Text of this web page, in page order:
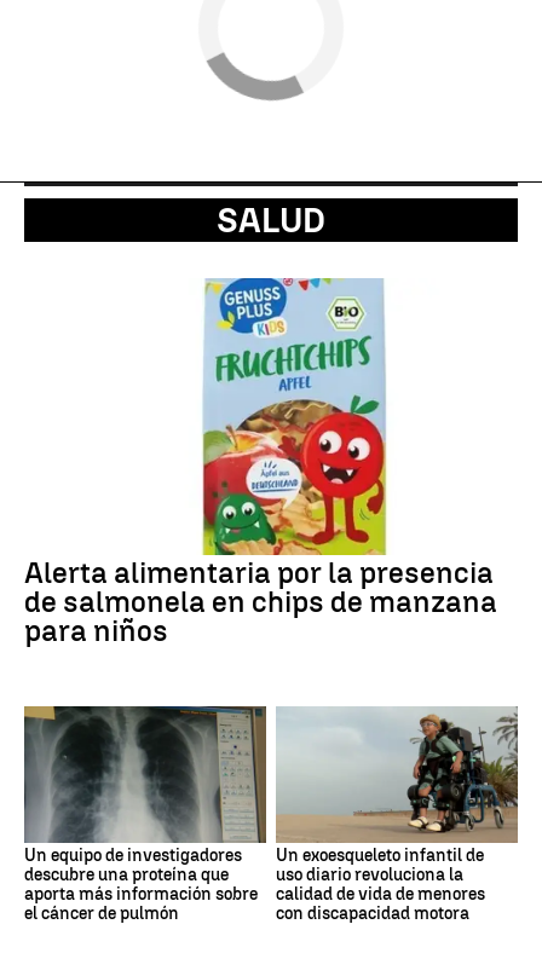
SALUD
Alerta alimentaria por la presencia
de salmonela en chips de manzana
para niños
Un equipo de investigadores
descubre una proteína que
aporta más información sobre
el cáncer de pulmón
Un exoesqueleto infantil de
uso diario revoluciona la
calidad de vida de menores
con discapacidad motora